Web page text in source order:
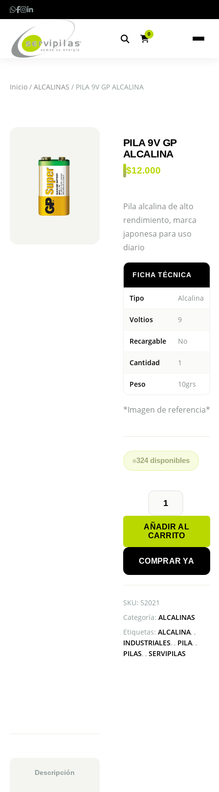
0
Inicio / ALCALINAS / PILA 9V GP ALCALINA
PILA 9V GP
ALCALINA
$12.000
Pila alcalina de alto
rendimiento, marca
japonesa para uso
diario
FICHA TÉCNICA
Tipo Alcalina
Voltios 9
Recargable No
Cantidad 1
Peso 10grs
*Imagen de referencia*
324 disponibles
PILA
9V
GP
ALCALINA
cantidad
AÑADIR AL
CARRITO
COMPRAR YA
SKU: 52021
Categoría: ALCALINAS
Etiquetas: ALCALINA ,
INDUSTRIALES , PILA ,
PILAS , SERVIPILAS
Descripción